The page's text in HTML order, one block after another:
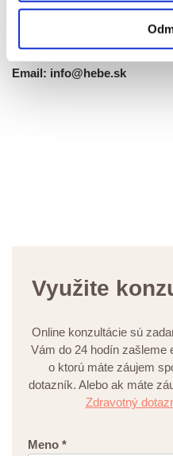
Email: info@hebe.sk
Využite
Online konzultácie sú
Vám do 24 hodín zašleme
o ktorú máte záujem
dotazník. Alebo ak máte
Zdravotný
Meno *